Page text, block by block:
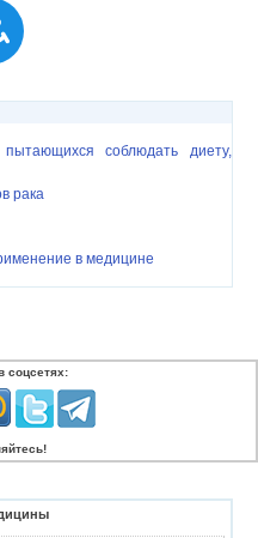
соблюдать диету,
рака
в медицине
соцсетях: